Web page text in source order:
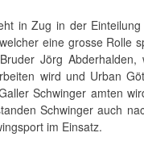
in Zug in der
eine grosse Rolle
Jörg Abderhalden,
wird und Urban
Schwinger amten
Schwinger auch
im Einsatz.